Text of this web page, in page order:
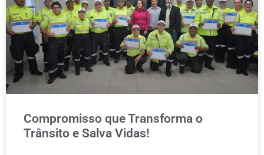
Compromisso que Transforma o
Trânsito e Salva Vidas!